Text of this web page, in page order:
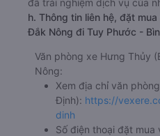
h. Thông tin liên hệ, đặt
Đắk Nông đi Tuy Phước -
Văn phòng xe Hưng Thủy
Nông:
Xem địa chỉ văn
Định): https://
dinh
Số điện thoại đặt